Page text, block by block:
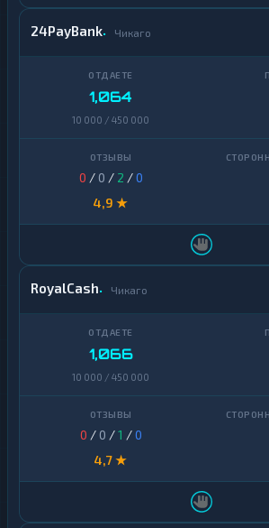
24PayBank Чикаго
1,064
10 000 / 450 000
0 / 0 / 2 /0
4,9 ★
RoyalCash Чикаго
1,066
10 000 / 450 000
0 / 0 /1 /0
4,7 ★